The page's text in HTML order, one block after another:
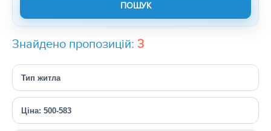
Знайдено пропозицій: 3
Тип житла
Ціна: 500-583